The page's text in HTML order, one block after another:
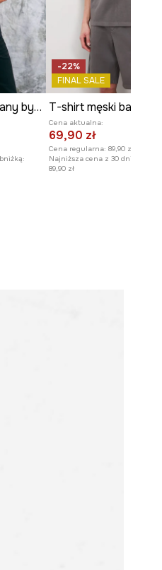
produktu
T-shirt męski bawełniany by Katarzyna Keymi, Grafika Polska
-22%
FINAL SALE
T-shirt męski
Cena aktualna:
69,90 zł
Cena regularna: 89,90 zł
Najniższa cena z 30 dni przed
89,90 zł